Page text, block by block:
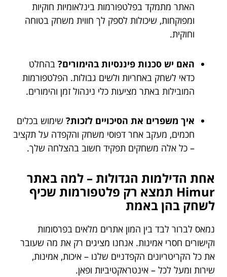
האתר מתמקד בפלטפורמות בינלאומיות חוקיות
ומפוקחות, שיכולות לספק לך חווית משחק בטוחה
וחוקית.
האם יש סכנות פיננסיות בהימורים? בהחלט
כדאי לשחק באחריות ולשים גבולות. הפלטפורמות
המובילות באתר מציעות כלי נינהול זמן והימורים.
איך משפרים את הסיכויים לזכות? שימוש בכלים
חכמים, מעקב אחר דפוסי משחק והקפדה על תקציב
– כל אלה משחקים תפקיד חשוב בהצלחה שלך.
אחת הדילמות הגדולות – למה באתר
Himur תמצא רק פלטפורמות שכיף
לשחק בהן באמת
נמאס לברור לבד בין המון אתרים מלאים בפרסומות
וקישורים חסרי אמינות. אנחנו מציגים רק את מה שעובר
את כל הקריטריונים הקפדניים שלנו – איכות, אמינות,
שירות ומעל לכל – אינטראקטיביות ופאן.